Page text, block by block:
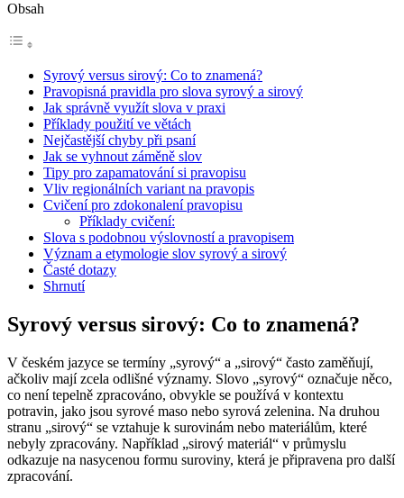
Obsah
Syrový versus sirový: Co to znamená?
Pravopisná pravidla pro slova syrový a sirový
Jak správně využít slova v praxi
Příklady použití ve větách
Nejčastější chyby při psaní
Jak se vyhnout záměně slov
Tipy pro zapamatování si pravopisu
Vliv regionálních variant na pravopis
Cvičení pro zdokonalení pravopisu
Příklady cvičení:
Slova s podobnou výslovností a pravopisem
Význam a etymologie slov syrový a sirový
Časté dotazy
Shrnutí
Syrový versus sirový: Co to znamená?
V českém jazyce se termíny „syrový“ a „sirový“ často zaměňují,
ačkoliv mají zcela odlišné významy. Slovo „syrový“ označuje něco,
co není tepelně zpracováno, obvykle se používá v kontextu
potravin, jako jsou syrové maso nebo syrová zelenina. Na druhou
stranu „sirový“ se vztahuje k surovinám nebo materiálům, které
nebyly zpracovány. Například „sirový materiál“ v průmyslu
odkazuje na nasycenou formu suroviny, která je připravena pro další
zpracování.